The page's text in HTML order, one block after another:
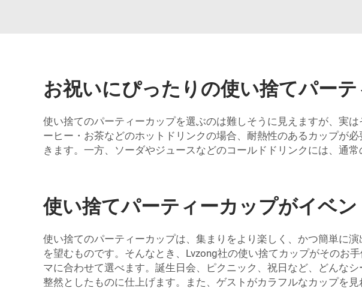
お祝いにぴったりの使い捨てパー
使い捨てのパーティーカップを選ぶのは難しそうに見えますが、実
ーヒー・お茶などのホットドリンクの場合、耐熱性のあるカップが
きます。一方、ソーダやジュースなどのコールドドリンクには、通
使い捨てパーティーカップがイベ
使い捨てのパーティーカップは、集まりをより楽しく、かつ簡単に
を望むものです。そんなとき、Lvzong社の使い捨てカップがそのお
マに合わせて選べます。誕生日会、ピクニック、祝日など、どんな
整然としたものに仕上げます。また、ゲストがカラフルなカップを